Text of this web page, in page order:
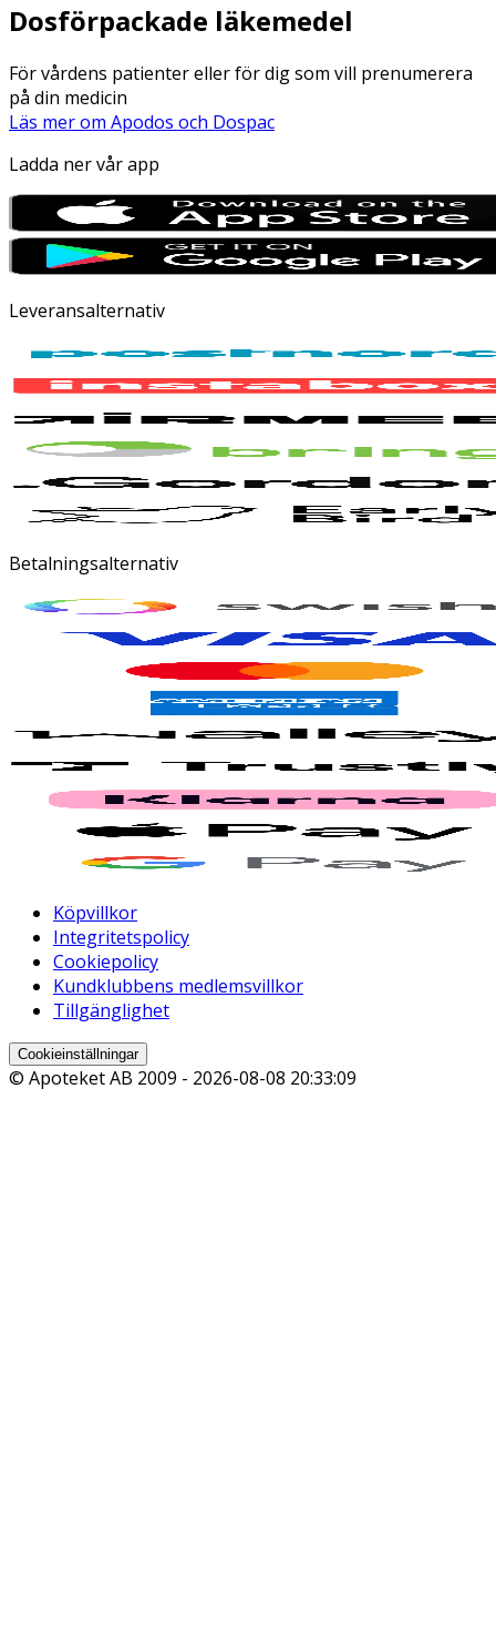
Dosförpackade läkemedel
För vårdens patienter eller för dig som vill prenumerera
på din medicin
Läs mer om Apodos och Dospac
Ladda ner vår app
Leveransalternativ
Betalningsalternativ
Köpvillkor
Integritetspolicy
Cookiepolicy
Kundklubbens medlemsvillkor
Tillgänglighet
Cookieinställningar
© Apoteket AB 2009 - 2026-08-08 20:33:09